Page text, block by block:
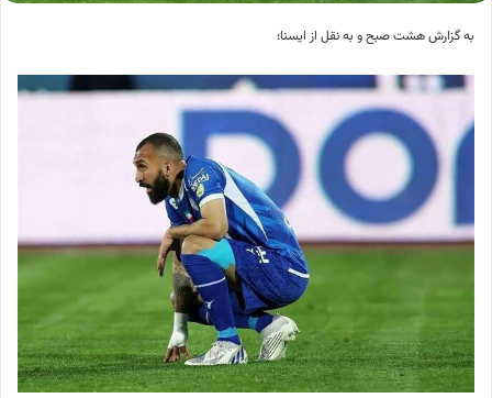
به گزارش هشت صبح و به نقل از ایسنا؛